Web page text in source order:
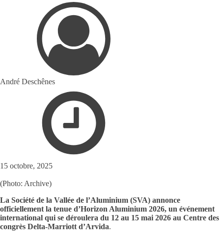
André Deschênes
15 octobre, 2025
(Photo: Archive)
La Société de la Vallée de l’Aluminium (SVA) annonce
officiellement la tenue d’Horizon Aluminium 2026, un événement
international qui se déroulera du 12 au 15 mai 2026 au Centre des
congrès Delta-Marriott d’Arvida.